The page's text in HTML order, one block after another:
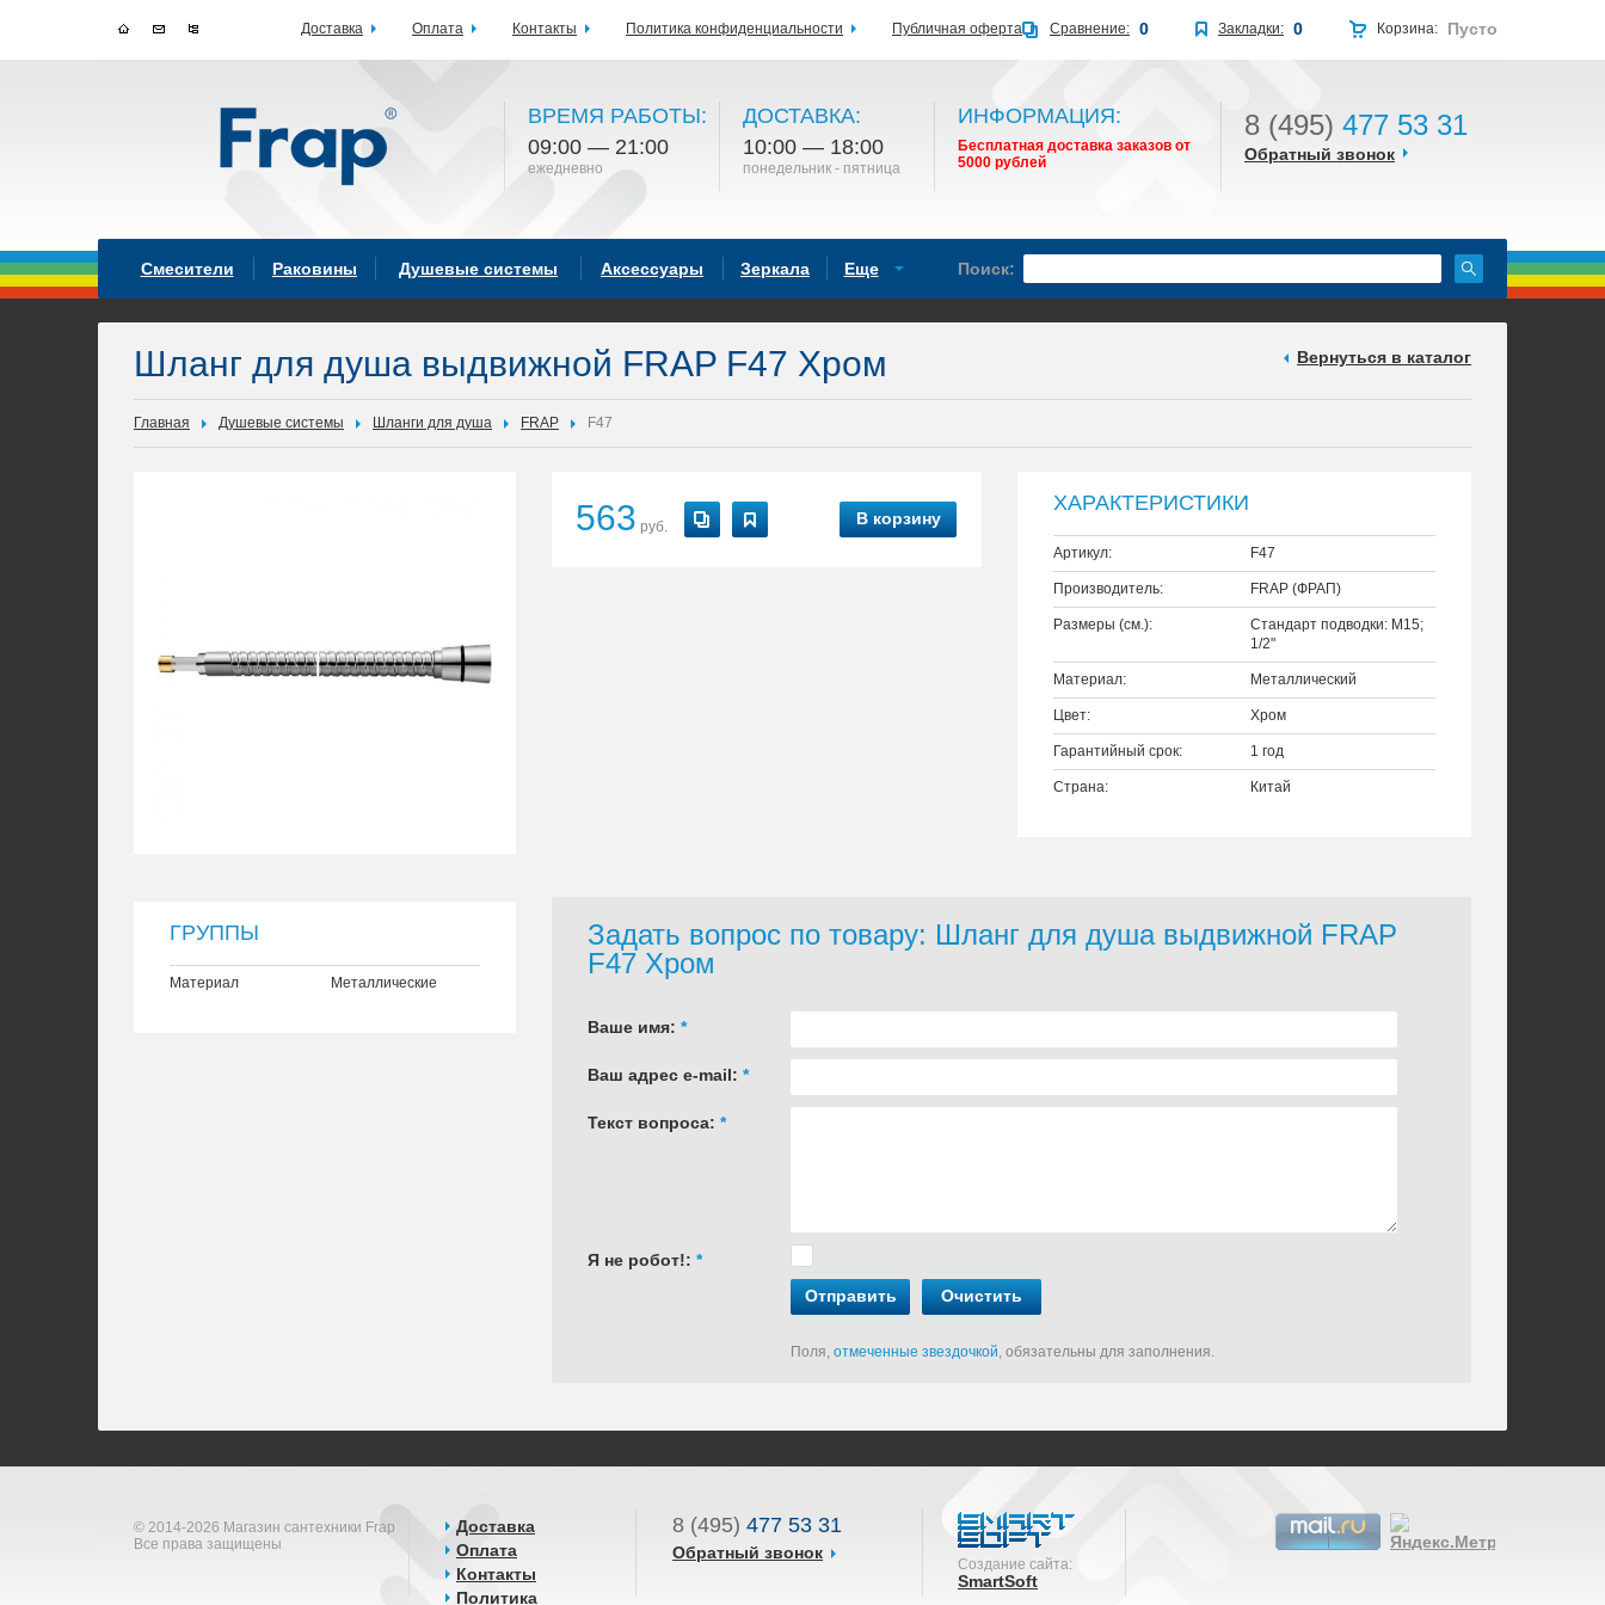
ВРЕМЯ РАБОТЫ:
09:00 — 21:00
ежедневно
ДОСТАВКА:
10:00 — 18:00
понедельник - пятница
ИНФОРМАЦИЯ:
Бесплатная доставка заказов от
5000 рублей
8 (495) 477 53 31
Обратный звонок
Смесители Раковины Душевые системы Аксессуары Зеркала Еще Поиск:
Шланг для душа выдвижной FRAP F47 Хром Вернуться в каталог
Главная Душевые системы Шланги для душа FRAP F47
ГРУППЫ
Материал Металлические
563 руб. В корзину
ХАРАКТЕРИСТИКИ
Артикул: F47
Производитель: FRAP (ФРАП)
Размеры (см.):
Стандарт подводки: M15;
1/2"
Материал: Металлический
Цвет: Хром
Гарантийный срок: 1 год
Страна: Китай
Задать вопрос по товару: Шланг для душа выдвижной FRAP
F47 Хром
Ваше имя: *
Ваш адрес e-mail: *
Текст вопроса: *
Я не робот!: *
Отправить
Очистить
Поля, отмеченные звездочкой, обязательны для заполнения.
© 2014-2026 Магазин сантехники Frap
Все права защищены
Доставка
Оплата
Контакты
Политика
8 (495) 477 53 31
Обратный звонок
Создание сайта:
SmartSoft
Доставка Оплата Контакты Политика конфиденциальности Публичная оферта Корзина: Пусто
Закладки: 0
Сравнение: 0